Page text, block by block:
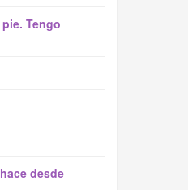
Tengo
desde